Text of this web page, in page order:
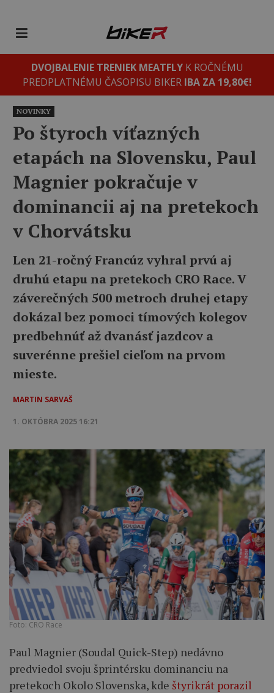
DVOJBALENIE TRENIEK MEATFLYK ROČNÉMU
PREDPLATNÉMU ČASOPISU BIKER IBA ZA 19,80€!
NOVINKY
Po štyroch víťazných
etapách na Slovensku, Paul
Magnier pokračuje v
dominancii aj na pretekoch
v Chorvátsku
Len 21-ročný Francúz vyhral prvú aj
druhú etapu na pretekoch CRO Race. V
záverečných 500 metroch druhej etapy
dokázal bez pomoci tímových kolegov
predbehnúť až dvanásť jazdcov a
suverénne prešiel cieľom na prvom
mieste.
MARTIN SARVAŠ
1. OKTÓBRA 2025 16:21
Foto: CRO Race
Paul Magnier (Soudal Quick-Step) nedávno
predviedol svoju šprintérsku dominanciu na
pretekoch Okolo Slovenska, kde štyrikrát porazil